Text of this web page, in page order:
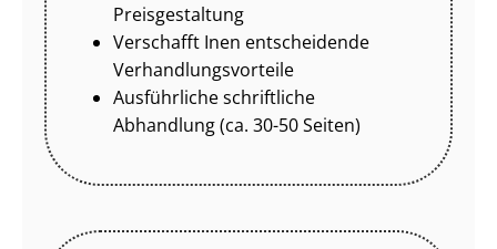
Preisgestaltung
Verschafft Inen entscheidende
Ver­hand­lungs­vor­tei­le
Ausführliche schriftliche
Abhandlung (ca. 30-50 Seiten)